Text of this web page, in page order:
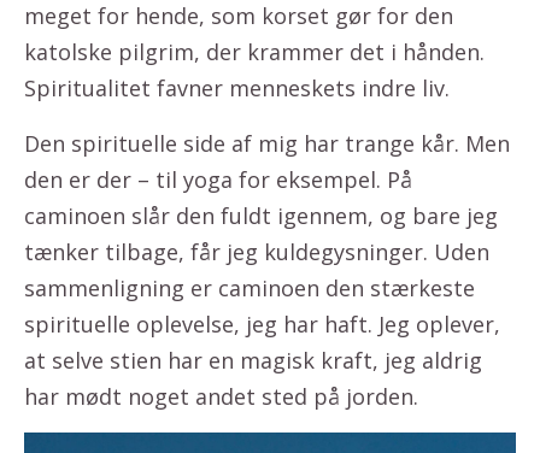
meget for hende, som korset gør for den
katolske pilgrim, der krammer det i hånden.
Spiritualitet favner menneskets indre liv.
Den spirituelle side af mig har trange kår. Men
den er der – til yoga for eksempel. På
caminoen slår den fuldt igennem, og bare jeg
tænker tilbage, får jeg kuldegysninger. Uden
sammenligning er caminoen den stærkeste
spirituelle oplevelse, jeg har haft. Jeg oplever,
at selve stien har en magisk kraft, jeg aldrig
har mødt noget andet sted på jorden.